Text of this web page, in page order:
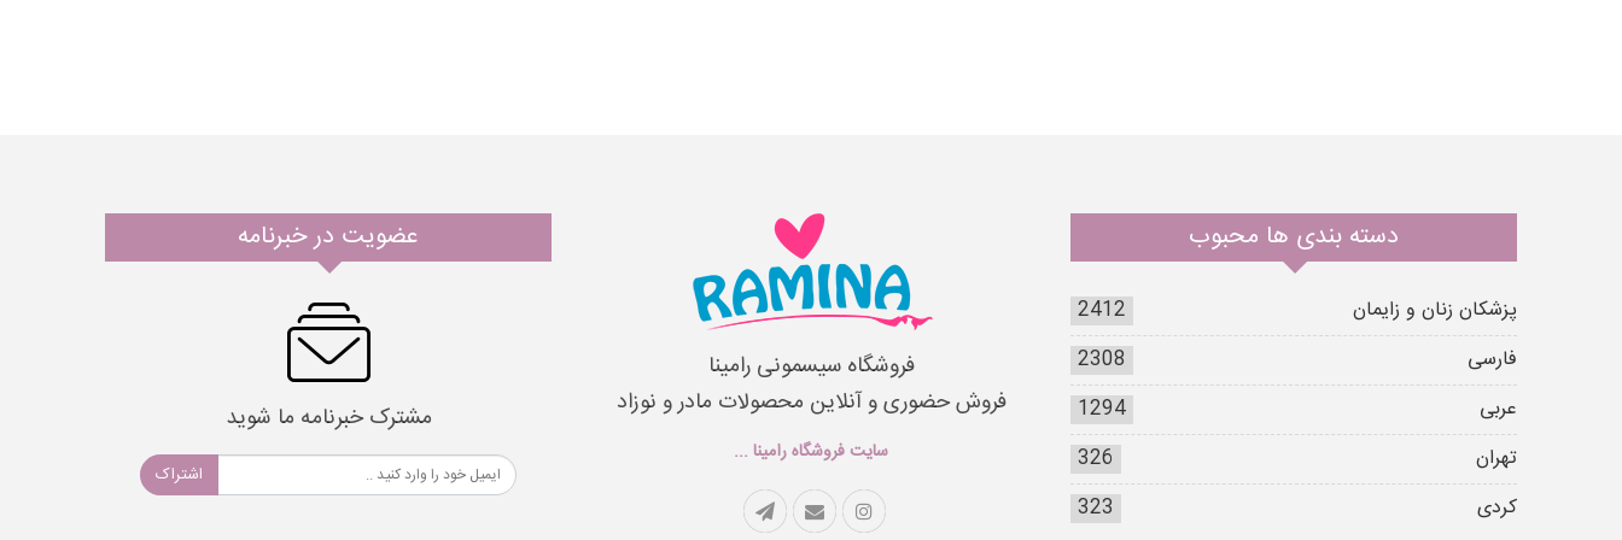
دسته بندی ها محبوب
پزشکان زنان و زایمان
2412
فارسی
2308
عربی
1294
تهران
326
کردی
323
فروشگاه سیسمونی رامینا
فروش حضوری و آنلاین محصولات مادر و نوزاد
سایت فروشگاه رامینا ...
عضویت در خبرنامه
مشترک خبرنامه ما شوید
اشتراک